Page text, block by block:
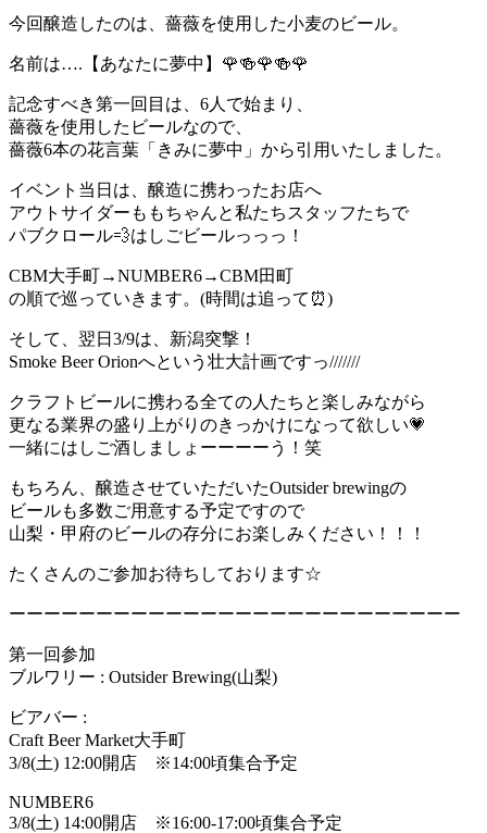
今回醸造したのは、薔薇を使用した小麦のビール。
名前は….【あなたに夢中】🌹🍻🌹🍻🌹
記念すべき第一回目は、6人で始まり、
薔薇を使用したビールなので、
薔薇6本の花言葉「きみに夢中」から引用いたしました。
イベント当日は、醸造に携わったお店へ
アウトサイダーももちゃんと私たちスタッフたちで
パブクロール💨はしごビールっっっ！
CBM大手町→NUMBER6→CBM田町
の順で巡っていきます。(時間は追って⏰)
そして、翌日3/9は、新潟突撃！
Smoke Beer Orionへという壮大計画ですっ///////
クラフトビールに携わる全ての人たちと楽しみながら
更なる業界の盛り上がりのきっかけになって欲しい💗
一緒にはしご酒しましょーーーーう！笑
もちろん、醸造させていただいたOutsider brewingの
ビールも多数ご用意する予定ですので
山梨・甲府のビールの存分にお楽しみください！！！
たくさんのご参加お待ちしております☆
ーーーーーーーーーーーーーーーーーーーーーーーーーー
第一回参加
ブルワリー : Outsider Brewing(山梨)
ビアバー :
Craft Beer Market大手町
3/8(土) 12:00開店 ※14:00頃集合予定
NUMBER6
3/8(土) 14:00開店 ※16:00-17:00頃集合予定